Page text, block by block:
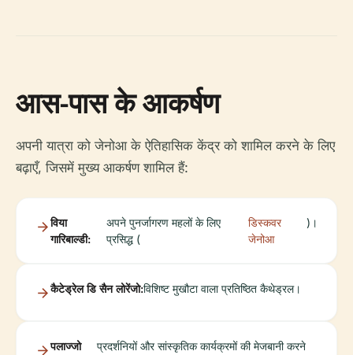
आस-पास के आकर्षण
अपनी यात्रा को जेनोआ के ऐतिहासिक केंद्र को शामिल करने के लिए
बढ़ाएँ, जिसमें मुख्य आकर्षण शामिल हैं:
विया
गारिबाल्डी:
अपने पुनर्जागरण महलों के लिए
प्रसिद्ध (
डिस्कवर
जेनोआ
)।
कैटेड्रेल डि सैन लोरेंजो:विशिष्ट मुखौटा वाला प्रतिष्ठित कैथेड्रल।
पलाज्जो
प्रदर्शनियों और सांस्कृतिक कार्यक्रमों की मेजबानी करने